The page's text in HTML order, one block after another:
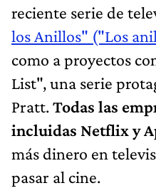
reciente serie de
los Anillos" ("Los
como a proyectos
List", una serie
Pratt.Todas las
incluidas Netflix y
más dinero en
pasar al cine.